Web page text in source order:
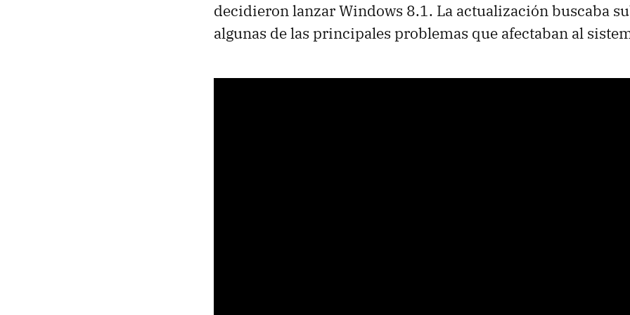
decidieron lanzar Windows 8.1. La actualización buscaba
algunas de las principales problemas que afectaban al